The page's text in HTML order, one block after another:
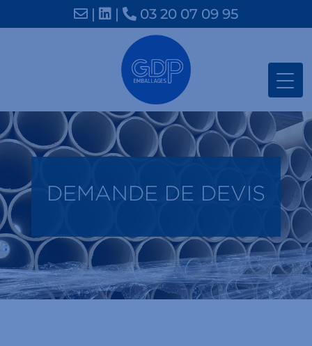
| | 03 20 07 09 95
DEMANDE DE DEVIS